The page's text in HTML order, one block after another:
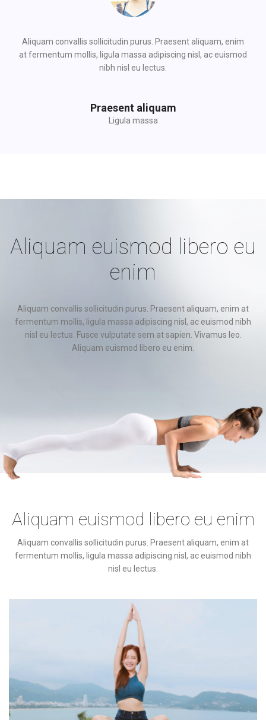
Aliquam convallis sollicitudin purus. Praesent aliquam, enim
at fermentum mollis, ligula massa adipiscing nisl, ac euismod
nibh nisl eu lectus.
Praesent aliquam
Ligula massa
Aliquam euismod libero eu
enim
Aliquam convallis sollicitudin purus. Praesent aliquam, enim at
fermentum mollis, ligula massa adipiscing nisl, ac euismod nibh
nisl eu lectus. Fusce vulputate sem at sapien. Vivamus leo.
Aliquam euismod libero eu enim.
Aliquam euismod libero eu enim
Aliquam convallis sollicitudin purus. Praesent aliquam, enim at
fermentum mollis, ligula massa adipiscing nisl, ac euismod nibh
nisl eu lectus.